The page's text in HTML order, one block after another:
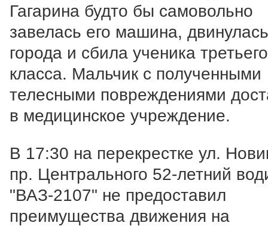
Гагарина будто бы самовольно
завелась его машина,
города и сбила ученика третьего
класса. Мальчик с полученными
телесными повреждениями
в медицинское учреждение.
В 17:30 на перекрестке ул.
пр. Центрального 52-летний
"ВАЗ-2107" не предоставил
преимущества движения на